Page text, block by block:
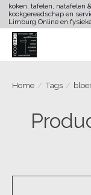
koken, tafelen, natafelen
kookgereedschap en
Limburg Online en
Home / Tags /